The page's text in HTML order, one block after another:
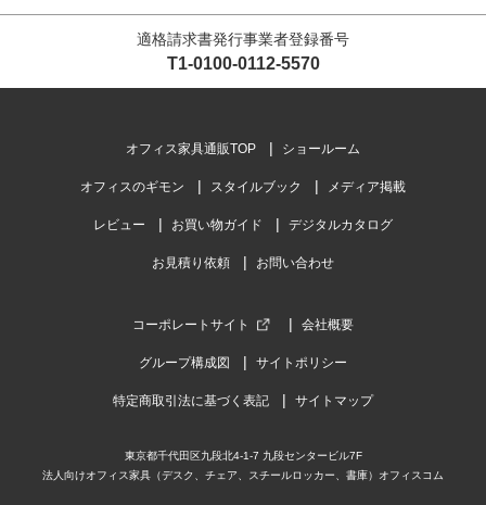
適格請求書発行事業者登録番号
T1-0100-0112-5570
オフィス家具通販TOP ショールーム
オフィスのギモン スタイルブック メディア掲載
レビュー お買い物ガイド デジタルカタログ
お見積り依頼 お問い合わせ
コーポレートサイト 会社概要
グループ構成図 サイトポリシー
特定商取引法に基づく表記 サイトマップ
東京都千代田区九段北4-1-7 九段センタービル7F
法人向けオフィス家具（デスク、チェア、スチールロッカー、書庫）オフィスコム